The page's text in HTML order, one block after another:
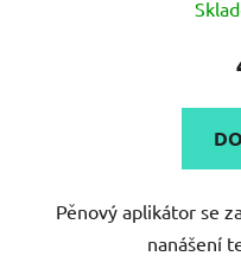
Pěnový aplikátor se
nanášení